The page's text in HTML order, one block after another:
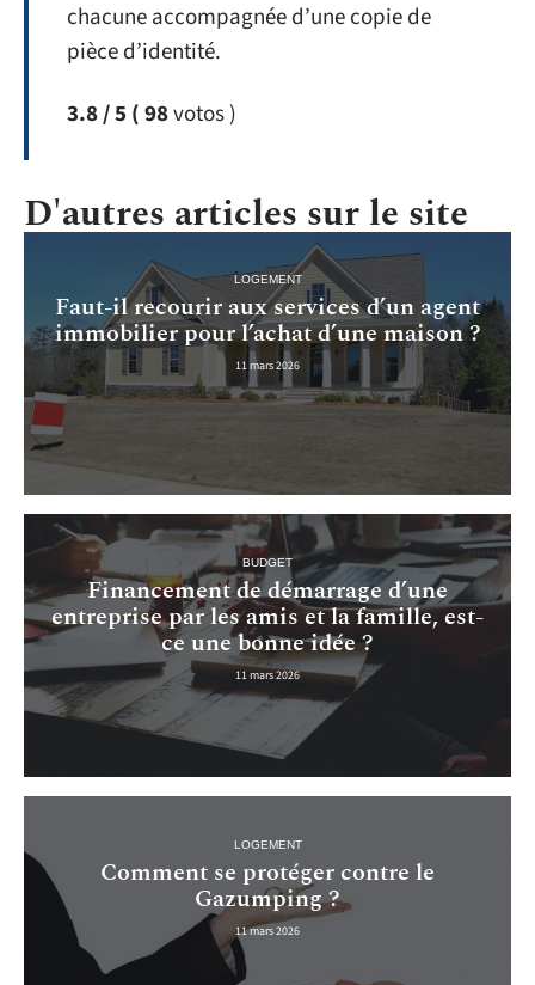
chacune accompagnée d’une copie de
pièce d’identité.
3.8/ 5 ( 98votos )
D'autres articles sur le site
LOGEMENT
Faut-il recourir aux services d’un agent
immobilier pour l’achat d’une maison ?
11 mars 2026
BUDGET
Financement de démarrage d’une
entreprise par les amis et la famille, est-
ce une bonne idée ?
11 mars 2026
LOGEMENT
Comment se protéger contre le
Gazumping ?
11 mars 2026